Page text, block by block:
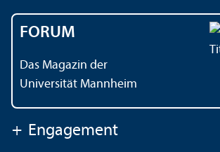
FORUM
Das Magazin der
Universität Mannheim
+ Engagement